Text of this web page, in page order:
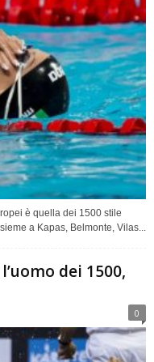
è quella dei 1500 stile
a Kapas, Belmonte, Vilas...
dei 1500,
0